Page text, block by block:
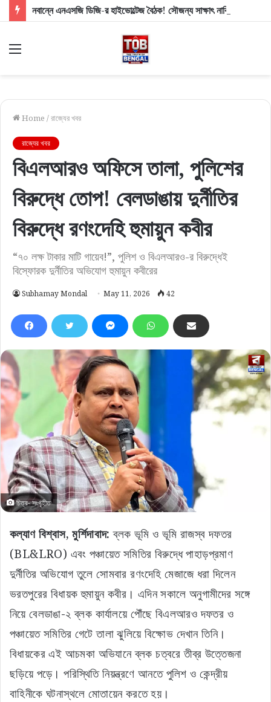
Menu
Home /রাজ্যের খবর
রাজ্যের খবর
বিএলআরও অফিসে তালা, পুলিশের
বিরুদ্ধে তোপ! বেলডাঙায় দুর্নীতির
বিরুদ্ধে রণংদেহি হুমায়ুন কবীর
“৭০ লক্ষ টাকার মাটি গায়েব!”, পুলিশ ও বিএলআরও-র বিরুদ্ধেই
বিস্ফোরক দুর্নীতির অভিযোগ হুমায়ুন কবীরের
Subhamay Mondal May 11, 2026 42
চিত্র- সংগৃহীত
কল্যাণ বিশ্বাস, মুর্শিদাবাদ: ব্লক ভূমি ও ভূমি রাজস্ব দফতর
(BL&LRO) এবং পঞ্চায়েত সমিতির বিরুদ্ধে পাহাড়প্রমাণ
দুর্নীতির অভিযোগ তুলে সোমবার রণংদেহি মেজাজে ধরা দিলেন
ভরতপুরের বিধায়ক হুমায়ুন কবীর। এদিন সকালে অনুগামীদের সঙ্গে
নিয়ে বেলডাঙা-২ ব্লক কার্যালয়ে পৌঁছে বিএলআরও দফতর ও
পঞ্চায়েত সমিতির গেটে তালা ঝুলিয়ে বিক্ষোভ দেখান তিনি।
বিধায়কের এই আচমকা অভিযানে ব্লক চত্বরে তীব্র উত্তেজনা
ছড়িয়ে পড়ে। পরিস্থিতি নিয়ন্ত্রণে আনতে পুলিশ ও কেন্দ্রীয়
বাহিনীকে ঘটনাস্থলে মোতায়েন করতে হয়।